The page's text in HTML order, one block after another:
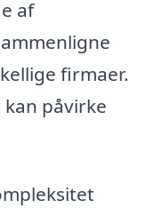
af
firmaer.
påvirke